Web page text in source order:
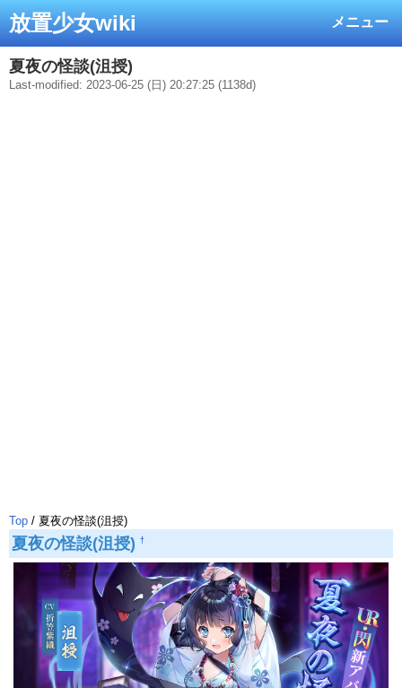
メニュー
放置少女wiki
夏夜の怪談(沮授)
Last-modified: 2023-06-25 (日) 20:27:25 (1138d)
Top / 夏夜の怪談(沮授)
夏夜の怪談(沮授) †